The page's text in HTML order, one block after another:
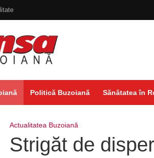
Politică Buzoiană Sănătatea în
Actualitatea Buzoiană
Strigăt de